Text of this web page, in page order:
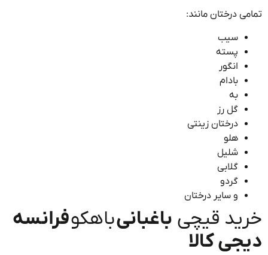
درختان مانند:
سیب
پسته
انگور
بادام
گل رز
درختان زینتی
هلو
شلیل
گلابی
گردو
و سایر درختان
قیچیباغبانیباهکوفرانسه
کالا